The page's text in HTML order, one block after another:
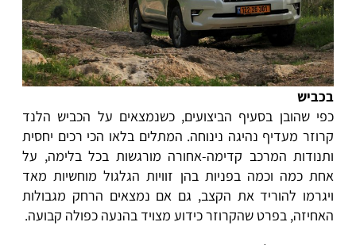
בכביש
כפי שהובן בסעיף הביצועים, כשנמצאים על הכביש הלנד
קרוזר מעדיף נהיגה נינוחה. המתלים בלאו הכי רכים יחסית
ותנודות המרכב קדימה-אחורה מורגשות בכל בלימה, על
אחת כמה וכמה בפניות בהן זוויות הגלגול מוחשיות מאד
ויגרמו להוריד את הקצב, גם אם נמצאים הרחק מגבולות
האחיזה, בפרט שהקרוזר כידוע מצויד בהנעה כפולה קבועה.